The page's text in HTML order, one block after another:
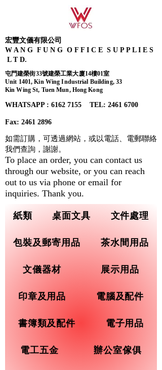
宏豐文儀有限公司
W A N G F U N G O F F I C E S U P P L I E S
L T D.
屯門建榮街33號建榮工業大廈14樓01室
Unit 1401, Kin Wing Industrial Building, 33
Kin Wing St, Tuen Mun, Hong Kong
WHATSAPP : 6162 7155​ TEL: 2461 6700
Fax: 2461 2896
紙類 桌面文具 文件處理
包裝及郵寄用品 茶水間用品
文儀器材 展示用品
印章及用品 電腦及配件
書簿類及配件 電子用品
電工五金 辦公室傢俱
如需訂購，可透過網站，或以電話、電郵聯絡
我們查詢， 謝謝。
To place an order, you can contact us
through our website, or you can reach
out to us via phone or email for
inquiries. Thank you.